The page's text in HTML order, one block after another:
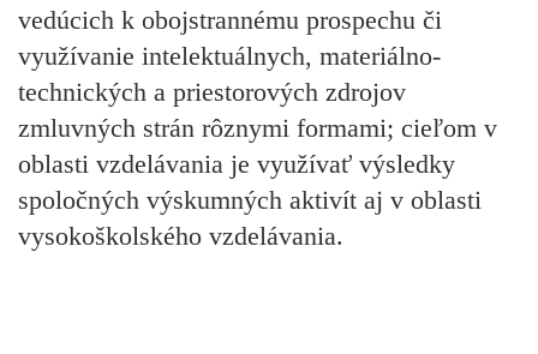
vedúcich k obojstrannému prospechu či
využívanie intelektuálnych, materiálno-
technických a priestorových zdrojov
zmluvných strán rôznymi formami; cieľom v
oblasti vzdelávania je využívať výsledky
spoločných výskumných aktivít aj v oblasti
vysokoškolského vzdelávania.